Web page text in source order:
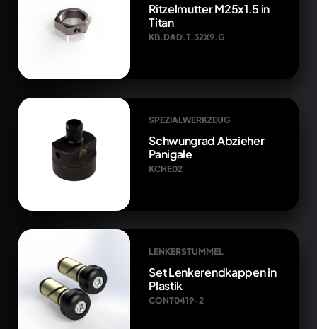
Ritzelmutter M25x1.5 in
Titan
KB.DAD.T.32X9.G
SPEZIALWERKZEUG
Schwungrad Abzieher
Panigale
KCHE02
LENKERSTUMMEL
Set Lenkerendkappen in
Plastik
CONT0419-2